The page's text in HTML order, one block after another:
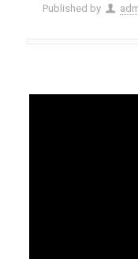
Published by